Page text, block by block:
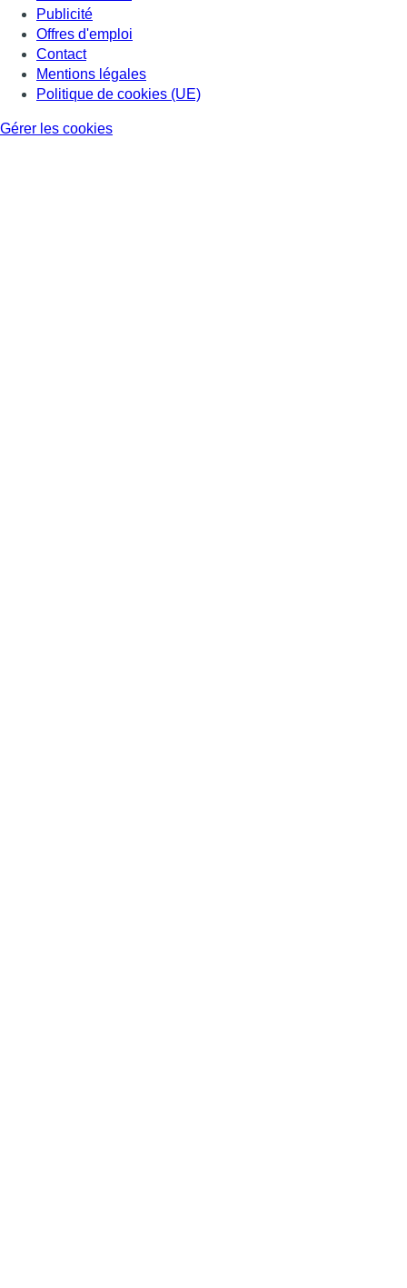
Publicité
Offres d'emploi
Contact
Mentions légales
Politique de cookies (UE)
Gérer les cookies